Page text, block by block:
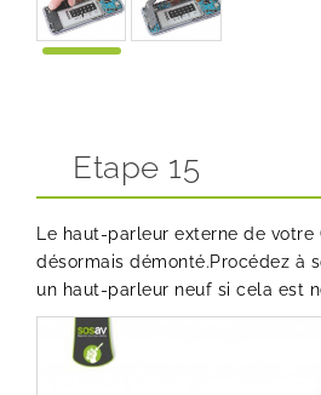
Etape 15
Le haut-parleur externe de votre
désormais démonté.Procédez à
un haut-parleur neuf si cela est